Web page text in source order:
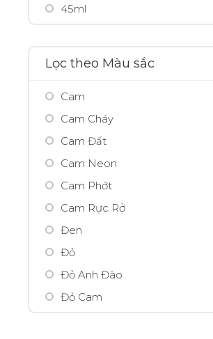
Aroma
Ashley
Avene
Avon
AXE
B-tox peel
Babor
Balance
Bamboo Salt
Banobagi
Bath & Body Works
BBIA
45ml
75ml
95ml
Lọc theo Màu sắc
Cam
Cam Cháy
Cam Đất
Cam Neon
Cam Phớt
Cam Rực Rở
Đen
Đỏ
Đỏ Anh Đào
Đỏ Cam